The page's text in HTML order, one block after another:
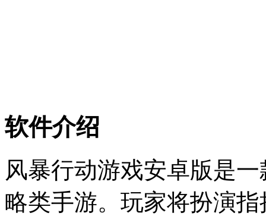
软件介绍
风暴行动游戏安卓版是
略类手游。玩家将扮演